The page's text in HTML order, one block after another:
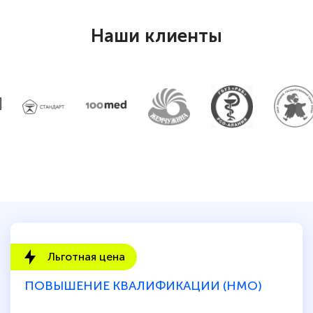
Наши клиенты
Льготная цена
ПОВЫШЕНИЕ КВАЛИФИКАЦИИ (НМО)